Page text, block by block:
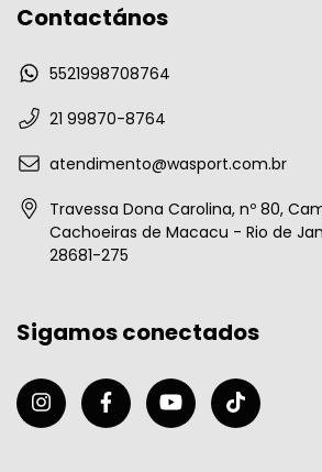
Contactános
5521998708764
21 99870-8764
atendimento@wasport.com.br
Travessa Dona Carolina, nº 80,
Cachoeiras de Macacu - Rio de
28681-275
Sigamos conectados